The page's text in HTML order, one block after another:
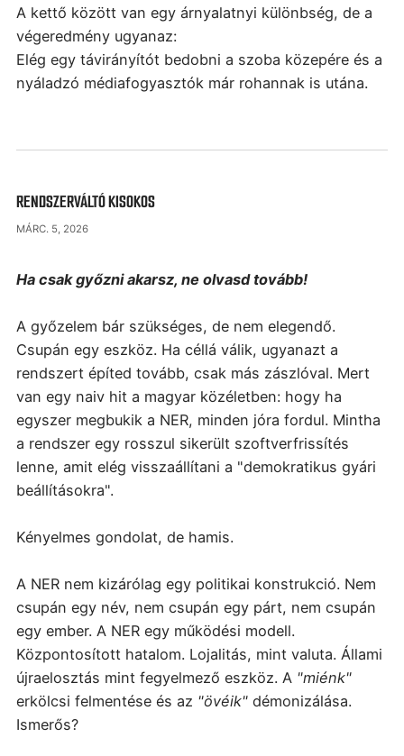
A kettő között van egy árnyalatnyi különbség, de a
végeredmény ugyanaz:
Elég egy távirányítót bedobni a szoba közepére és a
nyáladzó médiafogyasztók már rohannak is utána.
RENDSZERVÁLTÓ KISOKOS
MÁRC. 5, 2026
Ha csak győzni akarsz, ne olvasd tovább!
A győzelem bár szükséges, de nem elegendő.
Csupán egy eszköz. Ha céllá válik, ugyanazt a
rendszert építed tovább, csak más zászlóval. Mert
van egy naiv hit a magyar közéletben: hogy ha
egyszer megbukik a NER, minden jóra fordul. Mintha
a rendszer egy rosszul sikerült szoftverfrissítés
lenne, amit elég visszaállítani a "demokratikus gyári
beállításokra".
Kényelmes gondolat, de hamis.
A NER nem kizárólag egy politikai konstrukció. Nem
csupán egy név, nem csupán egy párt, nem csupán
egy ember. A NER egy működési modell.
Központosított hatalom. Lojalitás, mint valuta. Állami
újraelosztás mint fegyelmező eszköz. A "miénk"
erkölcsi felmentése és az "övéik"démonizálása.
Ismerős?